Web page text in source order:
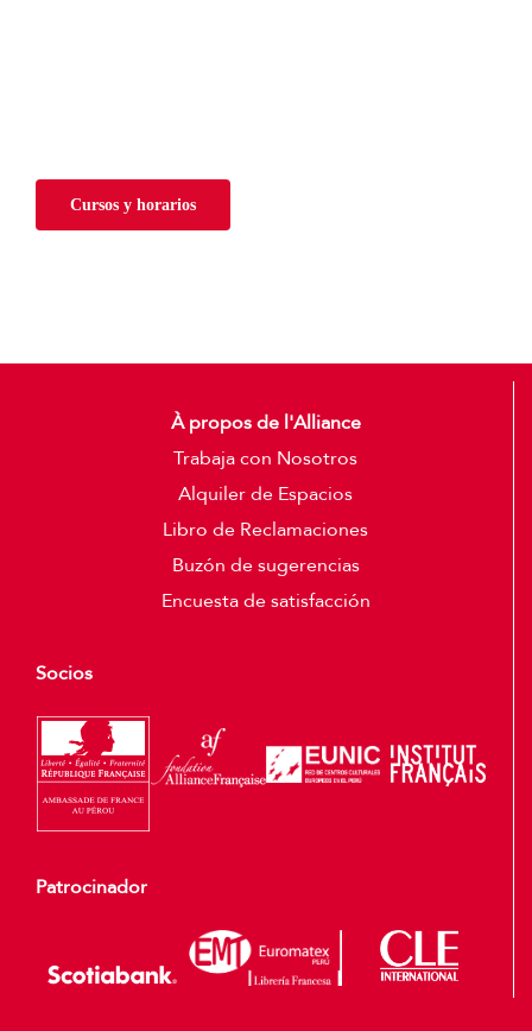
Cursos y horarios
À propos de l'Alliance
Trabaja con Nosotros
Alquiler de Espacios
Libro de Reclamaciones
Buzón de sugerencias
Encuesta de satisfacción
Socios
Patrocinador